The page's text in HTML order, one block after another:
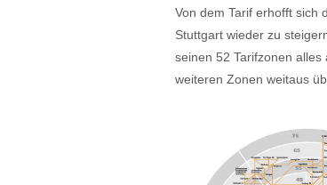
Von dem Tarif erhofft sich
Stuttgart wieder zu
seinen 52 Tarifzonen
weiteren Zonen weitaus